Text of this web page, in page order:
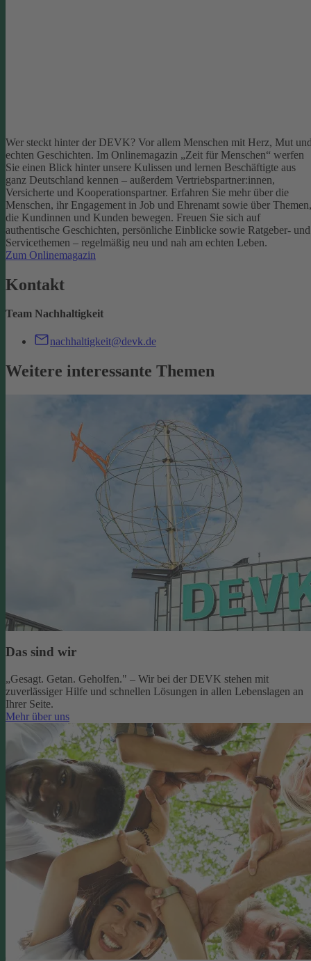
Wer steckt hinter der DEVK? Vor allem Menschen mit Herz, Mut
echten Geschichten. Im Onlinemagazin „Zeit für Menschen“ werfen
Sie einen Blick hinter unsere Kulissen und lernen Beschäftigte aus
ganz Deutschland kennen – außerdem Vertriebspartner:innen,
Versicherte und Kooperationspartner. Erfahren Sie mehr über die
Menschen, ihr Engagement in Job und Ehrenamt sowie über Themen,
die Kundinnen und Kunden bewegen. Freuen Sie sich auf
authentische Geschichten, persönliche Einblicke sowie Ratgeber- und
Servicethemen – regelmäßig neu und nah am echten Leben.
Zum Onlinemagazin
Kontakt
Team Nachhaltigkeit
nachhaltigkeit@devk.de
Weitere interessante Themen
Das sind wir
„Gesagt. Getan. Geholfen." – Wir bei der DEVK stehen mit
zuverlässiger Hilfe und schnellen Lösungen in allen Lebenslagen an
Ihrer Seite.
Mehr über uns